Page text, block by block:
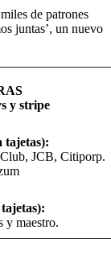
de patrones
juntas’, un nuevo
y stripe
tajetas):
JCB, Citiporp.
y maestro.